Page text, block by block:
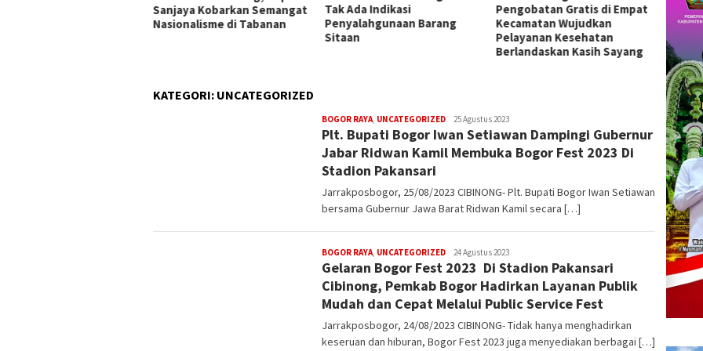
Tak Ada Indikasi
Penyalahgunaan Barang
Pengobatan Gratis di Empat
Kecamatan Wujudkan
Pelayanan Kesehatan
2026 di Surabaya, Targetkan
Prestasi Nasional
KATEGORI: UNCATEGORIZED
BOGOR RAYA, UNCATEGORIZED admin
25 Agustus 2023
Plt. Bupati Bogor Iwan Setiawan Dampingi Gubernur
Jabar Ridwan Kamil Membuka Bogor Fest 2023 Di
Stadion Pakansari
Jarrakposbogor, 25/08/2023 CIBINONG- Plt. Bupati Bogor Iwan Setiawan
bersama Gubernur Jawa Barat Ridwan Kamil secara […]
BOGOR RAYA, UNCATEGORIZED admin
24 Agustus 2023
Gelaran Bogor Fest 2023 Di Stadion Pakansari
Cibinong, Pemkab Bogor Hadirkan Layanan Publik
Mudah dan Cepat Melalui Public Service Fest
Jarrakposbogor, 24/08/2023 CIBINONG- Tidak hanya menghadirkan
keseruan dan hiburan, Bogor Fest 2023 juga menyediakan berbagai […]